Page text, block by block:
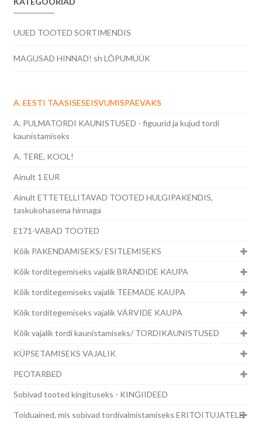
UUED TOOTED SORTIMENDIS
MAGUSAD HINNAD! sh LÕPUMÜÜK
A. EESTI TAASISESEISVUMISPÄEVAKS
A. PULMATORDI KAUNISTUSED - figuurid ja kujud tordi
kaunistamiseks
A. TERE, KOOL!
Ainult 1 EUR
Ainult ETTETELLITAVAD TOOTED HULGIPAKENDIS,
taskukohasema hinnaga
E171-VABAD TOOTED
Kõik PAKENDAMISEKS/ ESITLEMISEKS
Kõik torditegemiseks vajalik BRÄNDIDE KAUPA
Kõik torditegemiseks vajalik TEEMADE KAUPA
Kõik torditegemiseks vajalik VÄRVIDE KAUPA
Kõik vajalik tordi kaunistamiseks/ TORDIKAUNISTUSED
KÜPSETAMISEKS VAJALIK
PEOTARBED
Sobivad tooted kingituseks - KINGIIDEED
Toiduained, mis sobivad tordivalmistamiseks ERITOITUJATELE